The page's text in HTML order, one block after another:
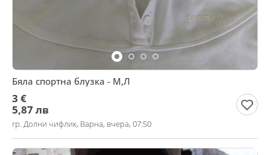
Бяла спортна блузка - М,Л
3 €
5,87 лв
гр. Долни чифлик, Варна, вчера, 07:50